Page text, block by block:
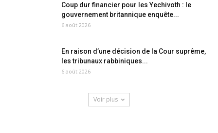
Coup dur financier pour les Yechivoth : le
gouvernement britannique enquête...
6 août 2026
En raison d’une décision de la Cour suprême,
les tribunaux rabbiniques...
6 août 2026
Voir plus